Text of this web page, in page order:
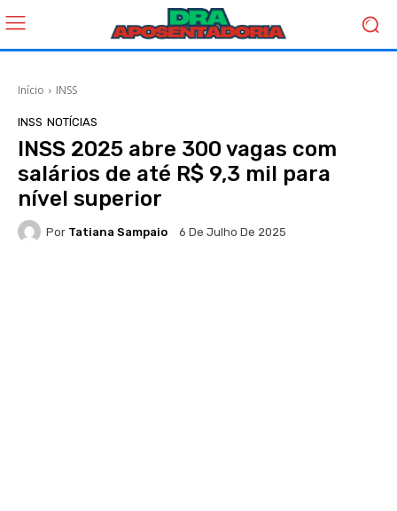
Início INSS
INSS NOTÍCIAS
INSS 2025 abre 300 vagas com
salários de até R$ 9,3 mil para
nível superior
Por Tatiana Sampaio 6 De Julho De 2025